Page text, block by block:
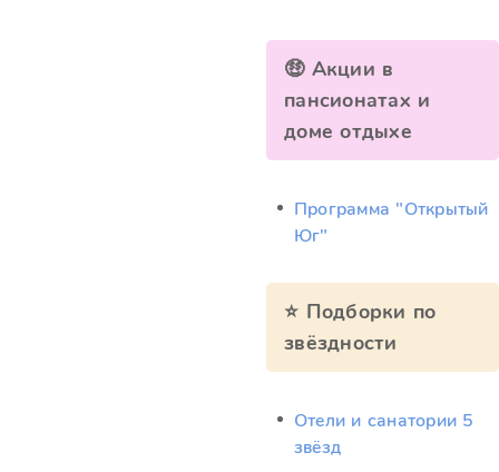
🤑 Акции в
пансионатах и
доме отдыхе
Программа "Открытый
Юг"
⭐ Подборки по
звёздности
Отели и санатории 5
звёзд